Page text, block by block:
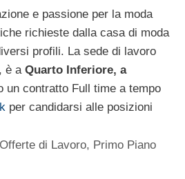
e passione per la moda
richieste dalla casa di moda
profili. La sede di lavoro
è a Quarto Inferiore, a
un contratto Full time a tempo
per candidarsi alle posizioni
Offerte di Lavoro, Primo Piano